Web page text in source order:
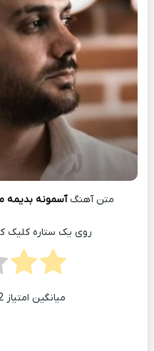
متن آهنگآسمونه
روی یک ستاره کلیک
میانگین امتیاز